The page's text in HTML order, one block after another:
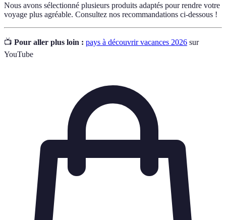
Nous avons sélectionné plusieurs produits adaptés pour rendre votre
voyage plus agréable. Consultez nos recommandations ci-dessous !
📺 Pour aller plus loin : pays à découvrir vacances 2026 sur
YouTube